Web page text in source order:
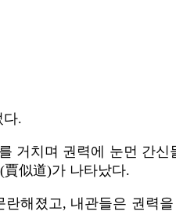
다.
거치며 권력에 눈먼 간
似道)가 나타났다.
해졌고, 내관들은 권력